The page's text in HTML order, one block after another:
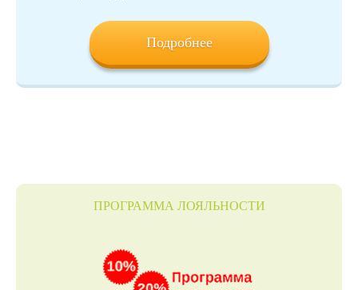
Подробнее
ПРОГРАММА ЛОЯЛЬНОСТИ